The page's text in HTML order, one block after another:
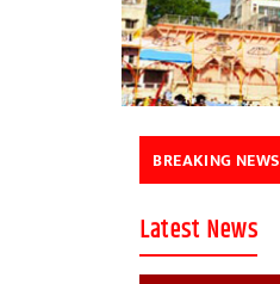
BREAKING NEWS
Latest News